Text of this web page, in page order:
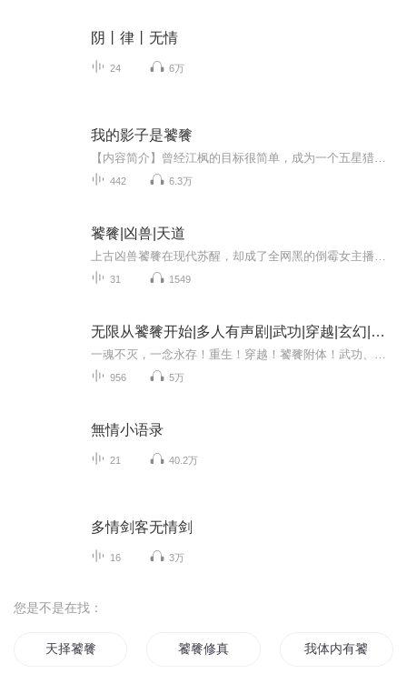
阴丨律丨无情
24 6万
我的影子是饕餮
442 6.3万
饕餮|凶兽|天道
31 1549
无限从饕餮开始|多人有声剧|武功|穿越|玄幻|饕餮吞噬
956 5万
無情小语录
21 40.2万
多情剑客无情剑
16 3万
您是不是在找：
天择饕餮 饕餮修真 我体内有饕餮